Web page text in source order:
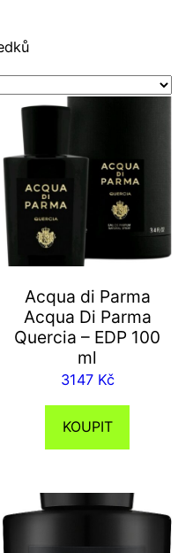
Acqua di Parma
Acqua Di Parma
Quercia – EDP 100
ml
3147 Kč
KOUPIT